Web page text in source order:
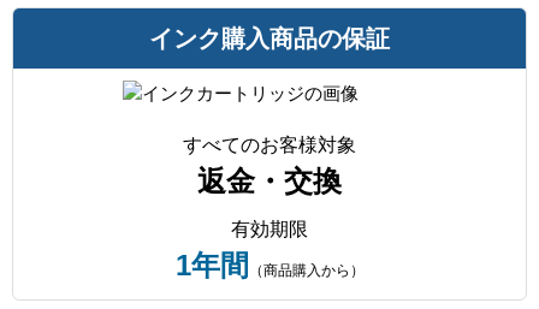
インク購入商品の保証
すべてのお客様対象
返金・交換
有効期限
1年間 （商品購入から）